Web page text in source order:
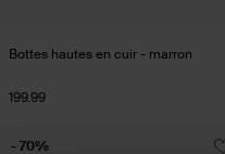
Bottes hautes en cuir - marron
199.99
- 70%